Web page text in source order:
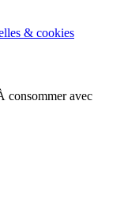
& cookies
consommer avec